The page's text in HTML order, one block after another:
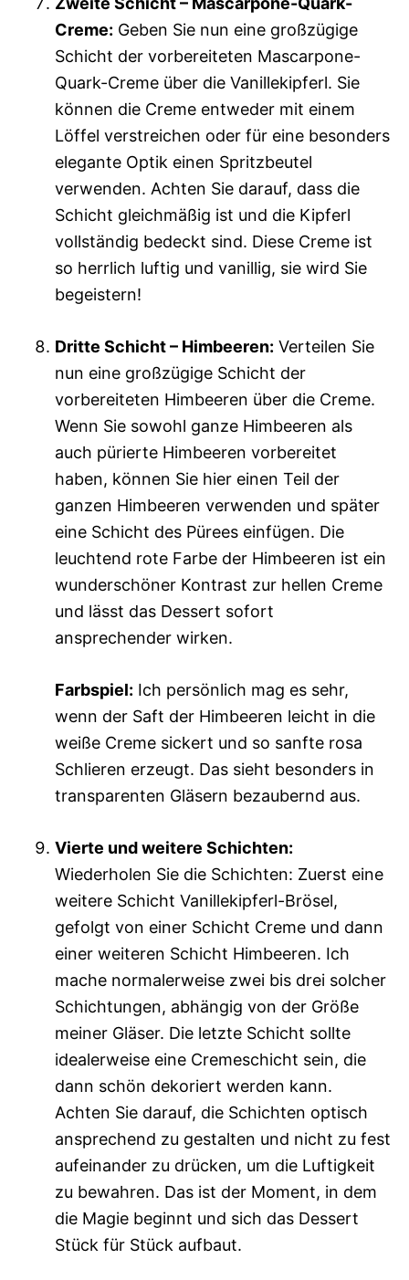
Creme: Geben Sie nun eine großzügige
Schicht der vorbereiteten Mascarpone-
Quark-Creme über die Vanillekipferl. Sie
können die Creme entweder mit einem
Löffel verstreichen oder für eine besonders
elegante Optik einen Spritzbeutel
verwenden. Achten Sie darauf, dass die
Schicht gleichmäßig ist und die Kipferl
vollständig bedeckt sind. Diese Creme ist
so herrlich luftig und vanillig, sie wird Sie
begeistern!
Dritte Schicht – Himbeeren: Verteilen Sie
nun eine großzügige Schicht der
vorbereiteten Himbeeren über die Creme.
Wenn Sie sowohl ganze Himbeeren als
auch pürierte Himbeeren vorbereitet
haben, können Sie hier einen Teil der
ganzen Himbeeren verwenden und später
eine Schicht des Pürees einfügen. Die
leuchtend rote Farbe der Himbeeren ist ein
wunderschöner Kontrast zur hellen Creme
und lässt das Dessert sofort
ansprechender wirken.
Farbspiel: Ich persönlich mag es sehr,
wenn der Saft der Himbeeren leicht in die
weiße Creme sickert und so sanfte rosa
Schlieren erzeugt. Das sieht besonders in
transparenten Gläsern bezaubernd aus.
Vierte und weitere Schichten:
Wiederholen Sie die Schichten: Zuerst eine
weitere Schicht Vanillekipferl-Brösel,
gefolgt von einer Schicht Creme und dann
einer weiteren Schicht Himbeeren. Ich
mache normalerweise zwei bis drei solcher
Schichtungen, abhängig von der Größe
meiner Gläser. Die letzte Schicht sollte
idealerweise eine Cremeschicht sein, die
dann schön dekoriert werden kann.
Achten Sie darauf, die Schichten optisch
ansprechend zu gestalten und nicht zu fest
aufeinander zu drücken, um die Luftigkeit
zu bewahren. Das ist der Moment, in dem
die Magie beginnt und sich das Dessert
Stück für Stück aufbaut.